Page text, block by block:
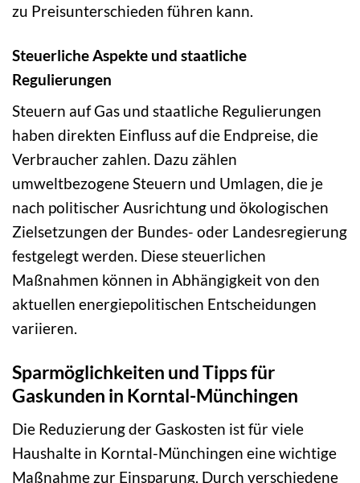
zu Preisunterschieden führen kann.
Steuerliche Aspekte und staatliche
Regulierungen
Steuern auf Gas und staatliche Regulierungen
haben direkten Einfluss auf die Endpreise, die
Verbraucher zahlen. Dazu zählen
umweltbezogene Steuern und Umlagen, die je
nach politischer Ausrichtung und ökologischen
Zielsetzungen der Bundes- oder Landesregierung
festgelegt werden. Diese steuerlichen
Maßnahmen können in Abhängigkeit von den
aktuellen energiepolitischen Entscheidungen
variieren.
Sparmöglichkeiten und Tipps für
Gaskunden in Korntal-Münchingen
Die Reduzierung der Gaskosten ist für viele
Haushalte in Korntal-Münchingen eine wichtige
Maßnahme zur Einsparung. Durch verschiedene